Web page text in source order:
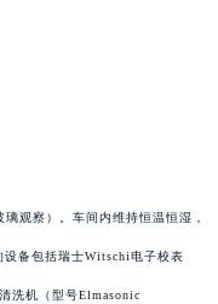
观察）。车间内维持恒温恒湿，
备包括瑞士Witschi电子校表
洗机（型号Elmasonic